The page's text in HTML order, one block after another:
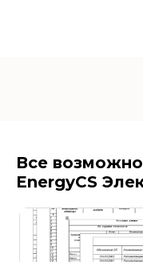
Все
EnergyCS